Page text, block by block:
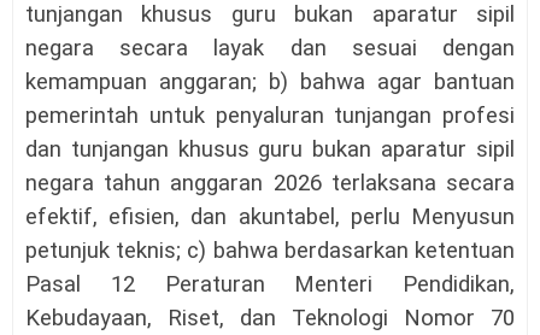
tunjangan khusus guru bukan aparatur sipil
negara secara layak dan sesuai dengan
kemampuan anggaran; b) bahwa agar bantuan
pemerintah untuk penyaluran tunjangan profesi
dan tunjangan khusus guru bukan aparatur sipil
negara tahun anggaran 2026 terlaksana secara
efektif, efisien, dan akuntabel, perlu Menyusun
petunjuk teknis; c) bahwa berdasarkan ketentuan
Pasal 12 Peraturan Menteri Pendidikan,
Kebudayaan, Riset, dan Teknologi Nomor 70